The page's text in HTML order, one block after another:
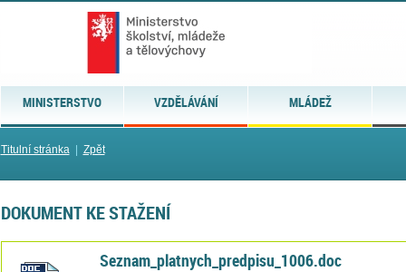
MINISTERSTVO VZDĚLÁVÁNÍ MLÁDEŽ
Titulní stránka| Zpět
DOKUMENT KE STAŽENÍ
Seznam_platnych_predpisu_1006.doc